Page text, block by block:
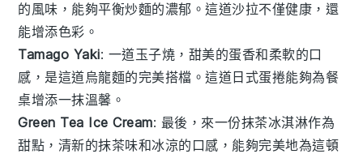
的風味 ，能夠平衡炒麵的濃郁 。這道沙拉不僅健康，還
能增添色彩 。
Tamago Yaki: 一道玉子燒 ，甜美的蛋香和柔軟的口
感 ，是這道烏龍麵的完美搭檔。這道日式蛋捲能夠為餐
桌增添一抹溫馨 。
Green Tea Ice Cream: 最後，來一份抹茶冰淇淋作為
甜點，清新的抹茶味和冰涼的口感 ，能夠完美地為這頓